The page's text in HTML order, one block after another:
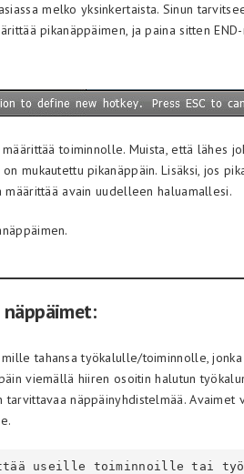
melko yksinkertaista. Sinun
pikanäppäimen, ja paina sitten
toiminnolle. Muista, että lähes
mukautettu pikanäppäin. Lisäksi, jos
avain uudelleen haluamallesi.
tahansa työkalulle/toiminnolle,
viemällä hiiren osoitin halutun
tarvittavaa näppäinyhdistelmää. Avaimet